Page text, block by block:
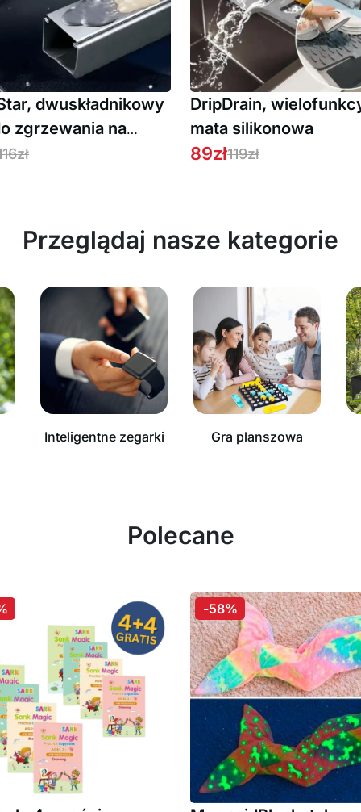
dwuskładnikowy
zgrzewania na
do łatwych napraw
zł
DripDrain,
mata silikonowa
89zł119zł
Przeglądaj nasze kategorie
Inteligentne zegarki Gra planszowa
Polecane
-58%